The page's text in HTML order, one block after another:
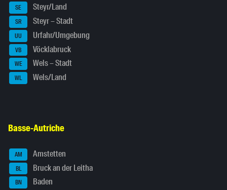
SE Steyr/Land
SR Steyr – Stadt
UU Urfahr/Umgebung
VB Vöcklabruck
WE Wels – Stadt
WL Wels/Land
Basse-Autriche
AM Amstetten
BL Bruck an der Leitha
BN Baden